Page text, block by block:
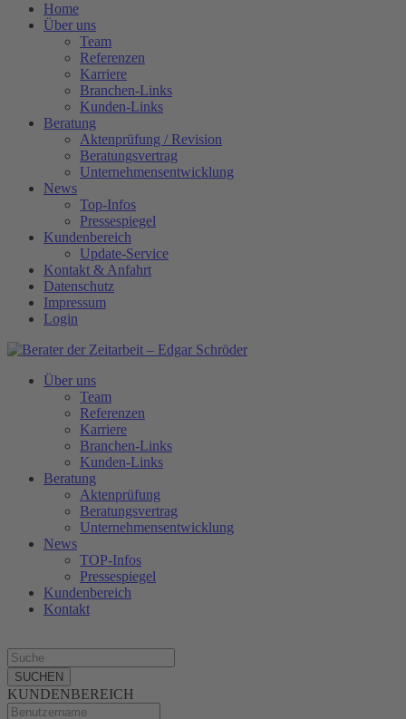
Home
Über uns
Team
Referenzen
Karriere
Branchen-Links
Kunden-Links
Beratung
Aktenprüfung / Revision
Beratungsvertrag
Unternehmensentwicklung
News
Top-Infos
Pressespiegel
Kundenbereich
Update-Service
Kontakt & Anfahrt
Datenschutz
Impressum
Login
Über uns
Team
Referenzen
Karriere
Branchen-Links
Kunden-Links
Beratung
Aktenprüfung
Beratungsvertrag
Unternehmensentwicklung
News
TOP-Infos
Pressespiegel
Kundenbereich
Kontakt
SUCHEN
KUNDENBEREICH